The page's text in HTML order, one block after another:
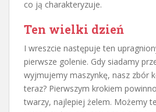
co ją charakteryzuje.
Ten wielki dzień
I wreszcie następuje ten
pierwsze golenie. Gdy siadamy
wyjmujemy maszynkę, nasz zbór
teraz? Pierwszym krokiem
twarzy, najlepiej żelem. Możemy